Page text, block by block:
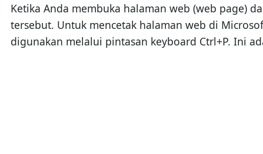
Ketika Anda membuka halaman web (web page)
tersebut. Untuk mencetak halaman web di
digunakan melalui pintasan keyboard Ctrl+P. Ini